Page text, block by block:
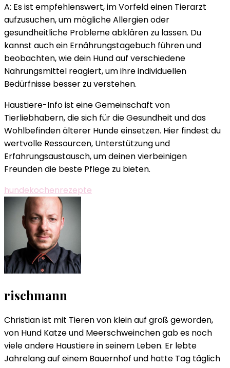
A: Es ist empfehlenswert, im Vorfeld einen Tierarzt
aufzusuchen, um mögliche Allergien oder
gesundheitliche Probleme abklären zu lassen. Du
kannst auch ein Ernährungstagebuch führen und
beobachten, wie dein Hund auf verschiedene
Nahrungsmittel reagiert, um ihre individuellen
Bedürfnisse besser zu verstehen.
Haustiere-Info ist eine Gemeinschaft von
Tierliebhabern, die sich für die Gesundheit und das
Wohlbefinden älterer Hunde einsetzen. Hier findest du
wertvolle Ressourcen, Unterstützung und
Erfahrungsaustausch, um deinen vierbeinigen
Freunden die beste Pflege zu bieten.
hundekochenrezepte
rischmann
Christian ist mit Tieren von klein auf groß geworden,
von Hund Katze und Meerschweinchen gab es noch
viele andere Haustiere in seinem Leben. Er lebte
Jahrelang auf einem Bauernhof und hatte Tag täglich